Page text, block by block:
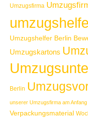
Umzugsfirma
Umzugshelfer Berlin
Umzugskartons
Berlin
unserer Umzugsfirma am
Verpackungsmaterial